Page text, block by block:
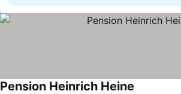
Pension Heinrich Heine